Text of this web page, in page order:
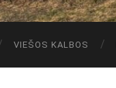
VIEŠOS KALBOS